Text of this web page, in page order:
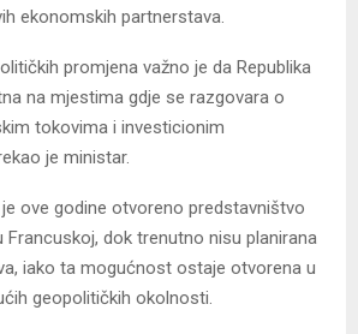
ekonomskih partnerstava.
promjena važno je da Republika
na mjestima gdje se razgovara o
tokovima i investicionim
je ministar.
ove godine otvoreno predstavništvo
Francuskoj, dok trenutno nisu planirana
iako ta mogućnost ostaje otvorena u
geopolitičkih okolnosti.